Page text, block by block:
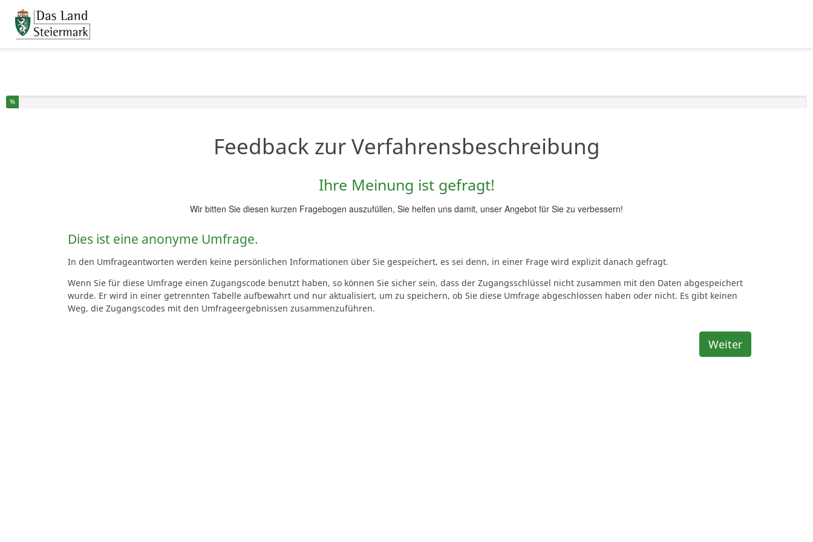
Sie haben % dieser Umfrage fertiggestellt.
%
Feedback zur Verfahrensbeschreibung
Ihre Meinung ist gefragt!
Wir bitten Sie diesen kurzen Fragebogen auszufüllen, Sie helfen uns damit, unser Angebot für Sie zu verbessern!
Dies ist eine anonyme Umfrage.
In den Umfrageantworten werden keine persönlichen Informationen über Sie gespeichert, es sei denn, in einer Frage wird explizit danach gefragt.
Wenn Sie für diese Umfrage einen Zugangscode benutzt haben, so können Sie sicher sein, dass der Zugangsschlüssel nicht zusammen mit den Daten abgespeichert
wurde. Er wird in einer getrennten Tabelle aufbewahrt und nur aktualisiert, um zu speichern, ob Sie diese Umfrage abgeschlossen haben oder nicht. Es gibt keinen
Weg, die Zugangscodes mit den Umfrageergebnissen zusammenzuführen.
Weiter